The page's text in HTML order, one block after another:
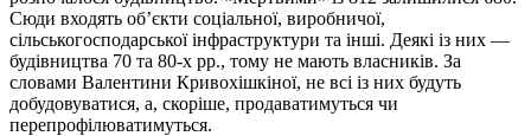
Сюди входять об’єкти соціальної, виробничої,
сільськогосподарської інфраструктури та інші. Деякі із них —
будівництва 70 та 80-х рр., тому не мають власників. За
словами Валентини Кривохішкіної, не всі із них будуть
добудовуватися, а, скоріше, продаватимуться чи
перепрофілюватимуться.